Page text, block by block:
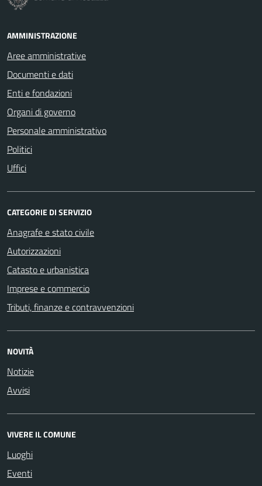
AMMINISTRAZIONE
Aree amministrative
Documenti e dati
Enti e fondazioni
Organi di governo
Personale amministrativo
Politici
Uffici
CATEGORIE DI SERVIZIO
Anagrafe e stato civile
Autorizzazioni
Catasto e urbanistica
Imprese e commercio
Tributi, finanze e contravvenzioni
NOVITÀ
Notizie
Avvisi
VIVERE IL COMUNE
Luoghi
Eventi